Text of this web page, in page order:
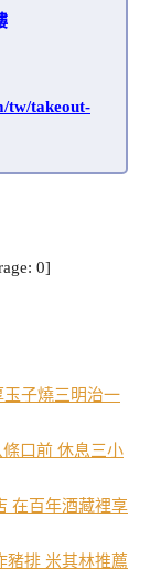
tw/takeout-
0]
玉子燒三明治一
條口前 休息三小
在百年酒藏裡享
豬排 米其林推薦